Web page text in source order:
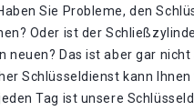
Sie Probleme, den
Oder ist der
neuen? Das ist aber gar nicht
Schlüsseldienst kann Ihnen
Tag ist unsere